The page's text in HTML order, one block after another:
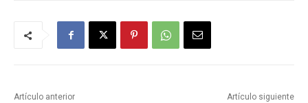
Artículo anterior Artículo siguiente